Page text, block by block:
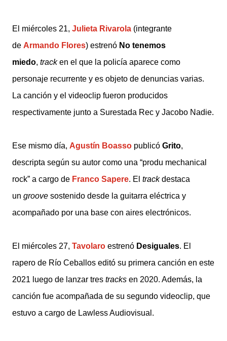
El miércoles 21, Julieta Rivarola (integrante
de Armando Flores) estrenó No tenemos
miedo, tracken el que la policía aparece como
personaje recurrente y es objeto de denuncias varias.
La canción y el videoclip fueron producidos
respectivamente junto a Surestada Rec y Jacobo Nadie.
Ese mismo día, Agustín Boasso publicó Grito,
descripta según su autor como una “produ mechanical
rock” a cargo de Franco Sapere. El trackdestaca
un groove sostenido desde la guitarra eléctrica y
acompañado por una base con aires electrónicos.
El miércoles 27, Tavolaro estrenó Desiguales. El
rapero de Río Ceballos editó su primera canción en este
2021 luego de lanzar tres tracks en 2020. Además, la
canción fue acompañada de su segundo videoclip, que
estuvo a cargo de Lawless Audiovisual.